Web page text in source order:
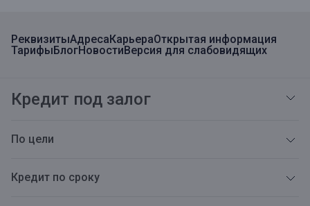
РеквизитыАдресаКарьераОткрытая информация
ТарифыБлогНовостиВерсия для слабовидящих
Кредит под залог
По цели
Кредит по сроку